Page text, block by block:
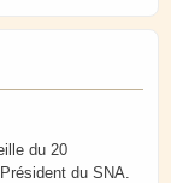
du 20
du SNA.